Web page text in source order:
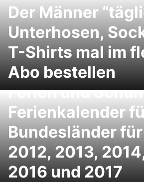
Der Männer
Unterhosen,
T-Shirts mal im
Abo bestellen
Ferien und
Ferienkalender
Bundesländer für
2012, 2013,
2016 und 2017